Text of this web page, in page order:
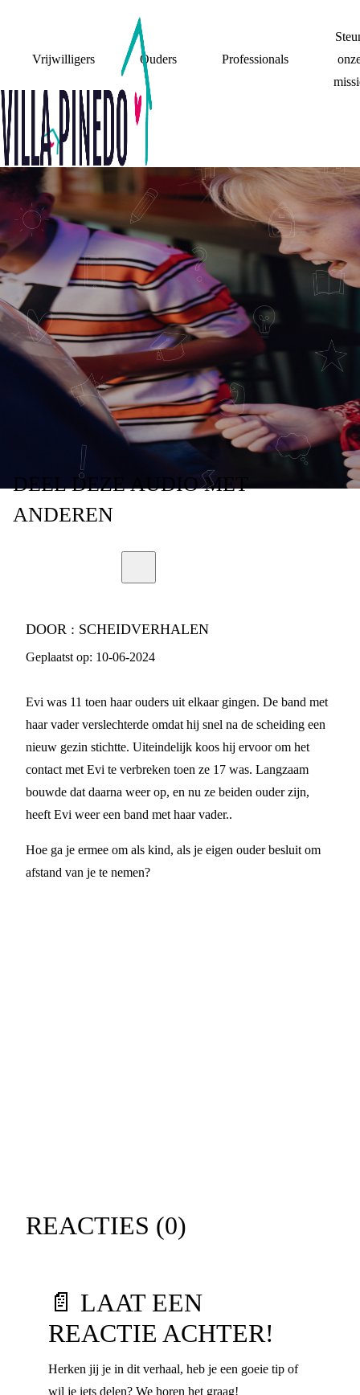
Vrijwilligers Ouders Professionals
MIJN OUDERS FAMILIE
STIEFOUDERS
MIJN WOONSITUATIE
STEUN
LIEFDE
(GEEN) CONTACT
BELANGRIJKE MOMENTEN
WAT DE F@#CK?!
SCHEIDVERHALEN
- AFLEVERING 3
DEELDEZE AUDIOMET
ANDEREN
DOOR : SCHEIDVERHALEN
Geplaatst op: 10-06-2024
Evi was 11 toen haar ouders uit elkaar gingen. De band met
haar vader verslechterde omdat hij snel na de scheiding een
nieuw gezin stichtte. Uiteindelijk koos hij ervoor om het
contact met Evi te verbreken toen ze 17 was. Langzaam
bouwde dat daarna weer op, en nu ze beiden ouder zijn,
heeft Evi weer een band met haar vader..
Hoe ga je ermee om als kind, als je eigen ouder besluit om
afstand van je te nemen?
REACTIES (0)
📄 LAAT EEN
REACTIE ACHTER!
Herken jij je in dit verhaal, heb je een goeie tip of
wil je iets delen? We horen het graag!